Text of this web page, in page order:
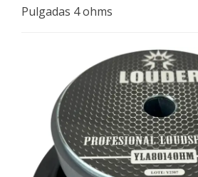
Pulgadas 4 ohms